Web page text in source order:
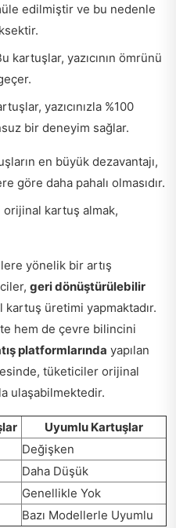
edilmiştir ve bu nedenle
kartuşlar, yazıcının ömrünü
yazıcınızla %100
bir deneyim sağlar.
en büyük dezavantajı,
göre daha pahalı olmasıdır.
orijinal kartuş almak,
yönelik bir artış
geri dönüştürülebilir
kartuş üretimi yapmaktadır.
hem de çevre bilincini
platformlarında yapılan
tüketiciler orijinal
ulaşabilmektedir.
Uyumlu Kartuşlar
Değişken
Daha Düşük
Genellikle Yok
Bazı Modellerle Uyumlu